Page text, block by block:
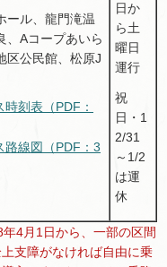
ール、龍門滝温
、Aコープあいら
区公民館、松原J
刻表（PDF：
路線図（PDF：3
日か
ら土
曜日
運行
祝
日・1
2/31
～1/2
は運
休
4月1日から、一部の区間
支障がなければ自由に乗